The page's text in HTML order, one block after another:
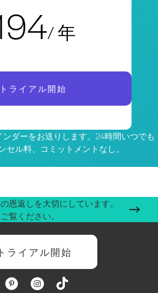
/ 年
ライアル開始
ダーをお送りします。24時間いつでも
ル料、コミットメントなし。
恩返しを大切にしています。
覧ください。
ライアル開始